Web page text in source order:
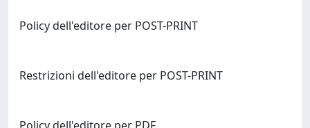
Policy dell'editore per POST-PRINT
Restrizioni dell'editore per POST-PRINT